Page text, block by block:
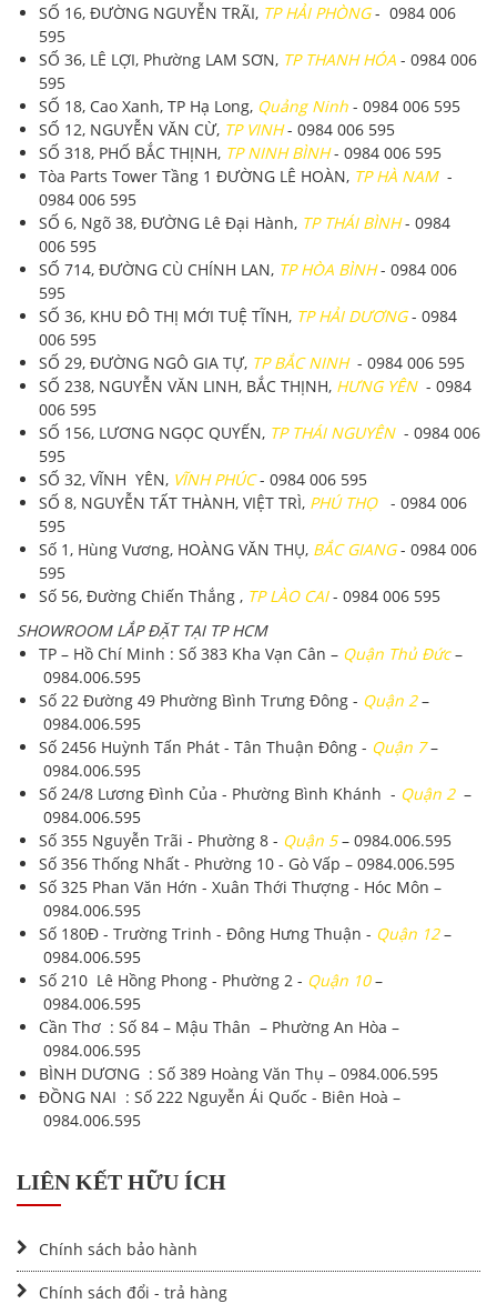
SỐ 16, ĐƯỜNG NGUYỄN TRÃI, TP HẢI PHÒNG- 0984 006
595
SỐ 36, LÊ LỢI, Phường LAM SƠN, TP THANH HÓA - 0984 006
595
SỐ 18, Cao Xanh, TP Hạ Long, Quảng Ninh - 0984 006 595
SỐ 12, NGUYỄN VĂN CỪ, TP VINH- 0984 006 595
SỐ 318, PHỐ BẮC THỊNH, TP NINH BÌNH- 0984 006 595
Tòa Parts Tower Tầng 1 ĐƯỜNG LÊ HOÀN, TP HÀ NAM -
0984 006 595
SỐ 6, Ngõ 38, ĐƯỜNG Lê Đại Hành, TP THÁI BÌNH- 0984
006 595
SỐ 714, ĐƯỜNG CÙ CHÍNH LAN, TP HÒA BÌNH- 0984 006
595
SỐ 36, KHU ĐÔ THỊ MỚI TUỆ TĨNH, TP HẢI DƯƠNG- 0984
006 595
SỐ 29, ĐƯỜNG NGÔ GIA TỰ, TP BẮC NINH- 0984 006 595
SỐ 238, NGUYỄN VĂN LINH, BẮC THỊNH, HƯNG YÊN- 0984
006 595
SỐ 156, LƯƠNG NGỌC QUYẾN, TP THÁI NGUYÊN- 0984 006
595
SỐ 32, VĨNH YÊN, VĨNH PHÚC- 0984 006 595
SỐ 8, NGUYỄN TẤT THÀNH, VIỆT TRÌ, PHÚ THỌ- 0984 006
595
Số 1, Hùng Vương, HOÀNG VĂN THỤ, BẮC GIANG- 0984 006
595
Số 56, Đường Chiến Thắng , TP LÀO CAI- 0984 006 595
SHOWROOM LẮP ĐẶT TẠI TP HCM
TP – Hồ Chí Minh : Số 383 Kha Vạn Cân – Quận Thủ Đức–
0984.006.595
Số 22 Đường 49 Phường Bình Trưng Đông - Quận 2–
0984.006.595
Số 2456 Huỳnh Tấn Phát - Tân Thuận Đông - Quận 7–
0984.006.595
Số 24/8 Lương Đình Của - Phường Bình Khánh - Quận 2 –
0984.006.595
Số 355 Nguyễn Trãi - Phường 8 - Quận 5– 0984.006.595
Số 356 Thống Nhất - Phường 10 - Gò Vấp – 0984.006.595
Số 325 Phan Văn Hớn - Xuân Thới Thượng - Hóc Môn –
0984.006.595
Số 180Đ - Trường Trinh - Đông Hưng Thuận - Quận 12–
0984.006.595
Số 210 Lê Hồng Phong - Phường 2 - Quận 10–
0984.006.595
Cần Thơ : Số 84 – Mậu Thân – Phường An Hòa –
0984.006.595
BÌNH DƯƠNG : Số 389 Hoàng Văn Thụ – 0984.006.595
ĐỒNG NAI : Số 222 Nguyễn Ái Quốc - Biên Hoà –
0984.006.595
LIÊN KẾT HỮU ÍCH
Chính sách bảo hành
Chính sách đổi - trả hàng